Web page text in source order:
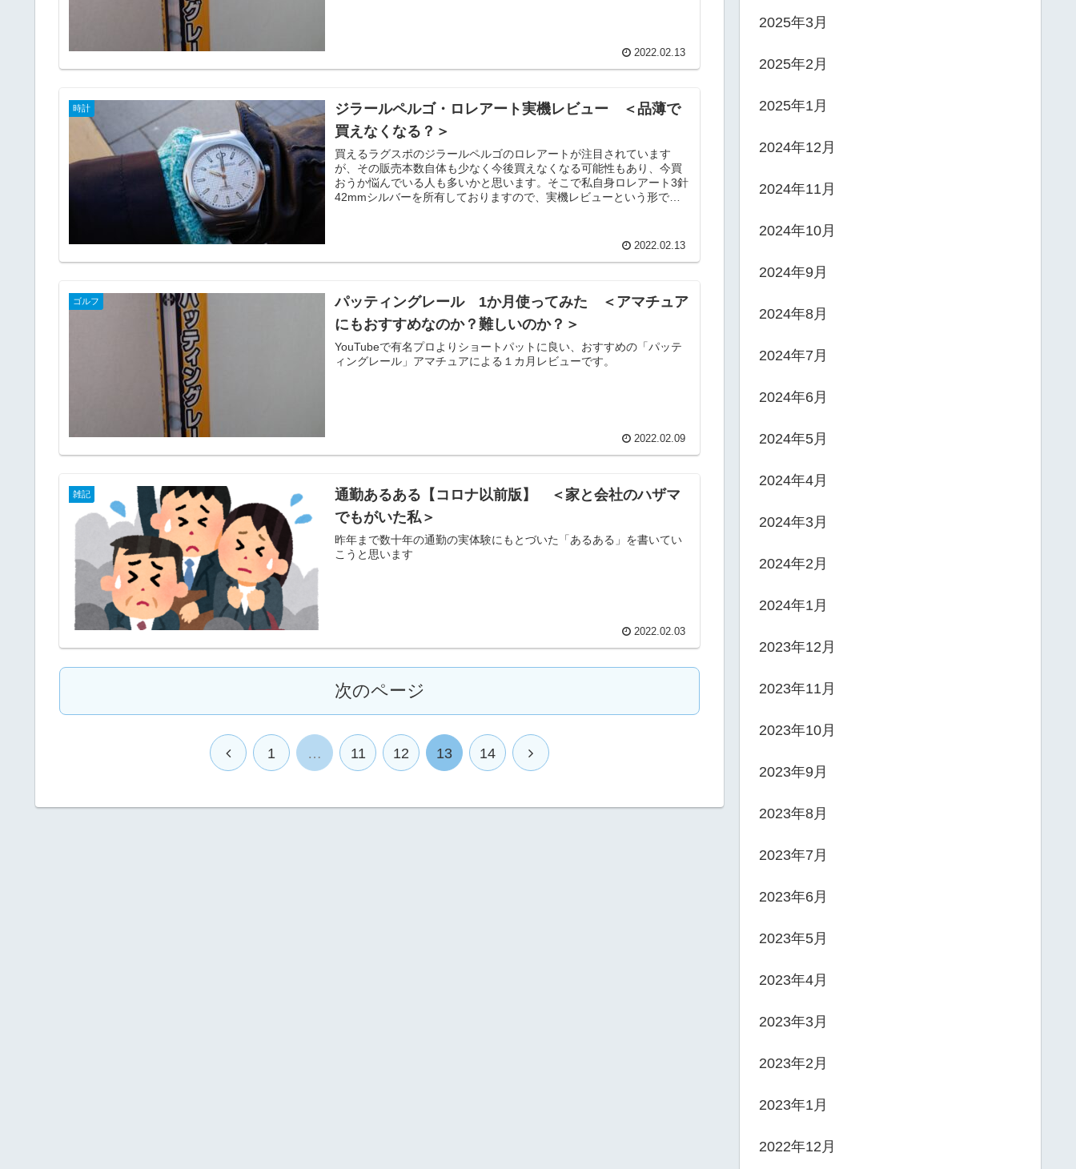
2022.02.13
時計
ジラールペルゴ・ロレアート実機レビュー ＜品薄で
買えなくなる？＞
買えるラグスポのジラールペルゴのロレアートが注目されています
が、その販売本数自体も少なく今後買えなくなる可能性もあり、今買
おうか悩んでいる人も多いかと思います。そこで私自身ロレアート3針
42mmシルバーを所有しておりますので、実機レビューという形で情
2022.02.13
ゴルフ
パッティングレール 1か月使ってみた ＜アマチュア
にもおすすめなのか？難しいのか？＞
YouTubeで有名プロよりショートパットに良い、おすすめの「パッテ
ィングレール」アマチュアによる１カ月レビューです。
2022.02.09
雑記
通勤あるある【コロナ以前版】 ＜家と会社のハザマ
でもがいた私＞
昨年まで数十年の通勤の実体験にもとづいた「あるある」を書いてい
こうと思います
2022.02.03
次のページ
1 … 11 12 13 14
2025年3月
2025年2月
2025年1月
2024年12月
2024年11月
2024年10月
2024年9月
2024年8月
2024年7月
2024年6月
2024年5月
2024年4月
2024年3月
2024年2月
2024年1月
2023年12月
2023年11月
2023年10月
2023年9月
2023年8月
2023年7月
2023年6月
2023年5月
2023年4月
2023年3月
2023年2月
2023年1月
2022年12月